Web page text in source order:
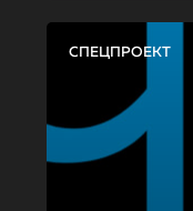
СПЕЦПРОЕКТ